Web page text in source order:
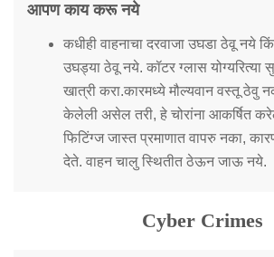
आपण काय करू नये
कधीही वाहनाचा दरवाजा उघडा ठेवू नये
उघड्या ठेवू नये. कॉटर ग्लास योग्यरित्या
खात्री करा.कारमध्ये मौल्यवान वस्तू ठेवु
केलेली असेल तरी, हे चोरांना आकर्षित
फिटिंग्ज जास्त प्रमाणात वापरु नका,
देते. वाहन चालु स्थितीत ठेऊन जाऊ नये.
Cyber Crimes